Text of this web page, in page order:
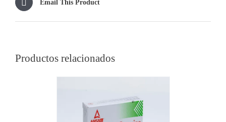
Email This Product
Productos relacionados